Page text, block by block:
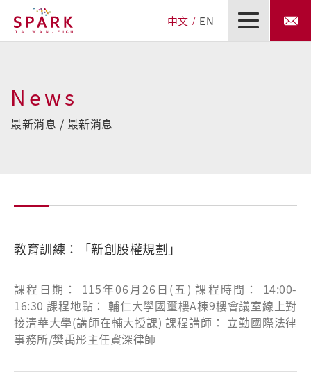
中文 EN
News
最新消息 / 最新消息
教育訓練：「新創股權規劃」
課程日期： 115年06月26日(五) 課程時間： 14:00-
16:30 課程地點： 輔仁大學國璽樓A棟9樓會議室線上對
接清華大學(講師在輔大授課) 課程講師： 立勤國際法律
事務所/樊禹彤主任資深律師